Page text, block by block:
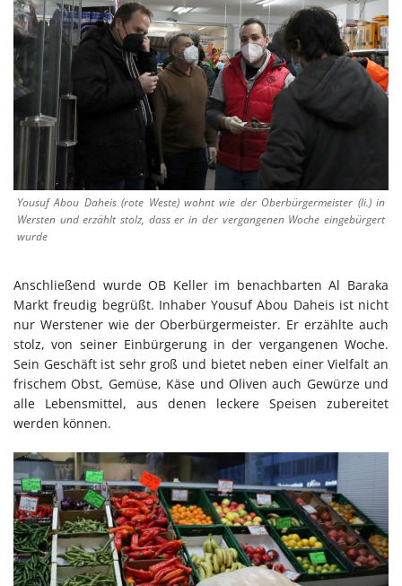
Yousuf Abou Daheis (rote Weste) wohnt wie der Oberbürgermeister (li.) in
Wersten und erzählt stolz, dass er in der vergangenen Woche eingebürgert
wurde
Anschließend wurde OB Keller im benachbarten Al Baraka
Markt freudig begrüßt. Inhaber Yousuf Abou Daheis ist nicht
nur Werstener wie der Oberbürgermeister. Er erzählte auch
stolz, von seiner Einbürgerung in der vergangenen Woche.
Sein Geschäft ist sehr groß und bietet neben einer Vielfalt an
frischem Obst, Gemüse, Käse und Oliven auch Gewürze und
alle Lebensmittel, aus denen leckere Speisen zubereitet
werden können.